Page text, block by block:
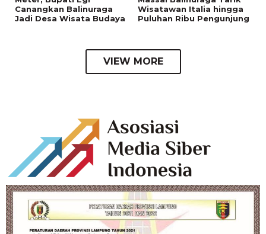
Canangkan Balinuraga
Jadi Desa Wisata Budaya
Wisatawan Italia hingga
Puluhan Ribu Pengunjung
VIEW MORE